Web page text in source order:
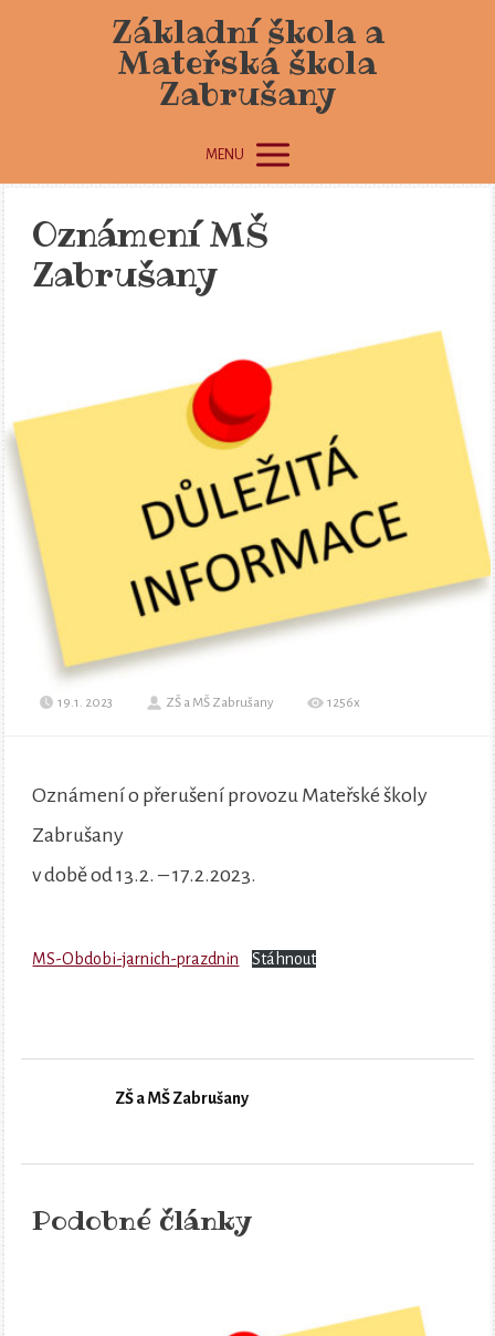
Základní škola a
Mateřská škola
Zabrušany
MENU
Oznámení MŠ
Zabrušany
19.1. 2023 ZŠ a MŠ Zabrušany 1256x
Oznámení o přerušení provozu Mateřské školy
Zabrušany
v době od 13.2. – 17.2.2023.
MS-Obdobi-jarnich-prazdnin Stáhnout
ZŠ a MŠ Zabrušany
Podobné články